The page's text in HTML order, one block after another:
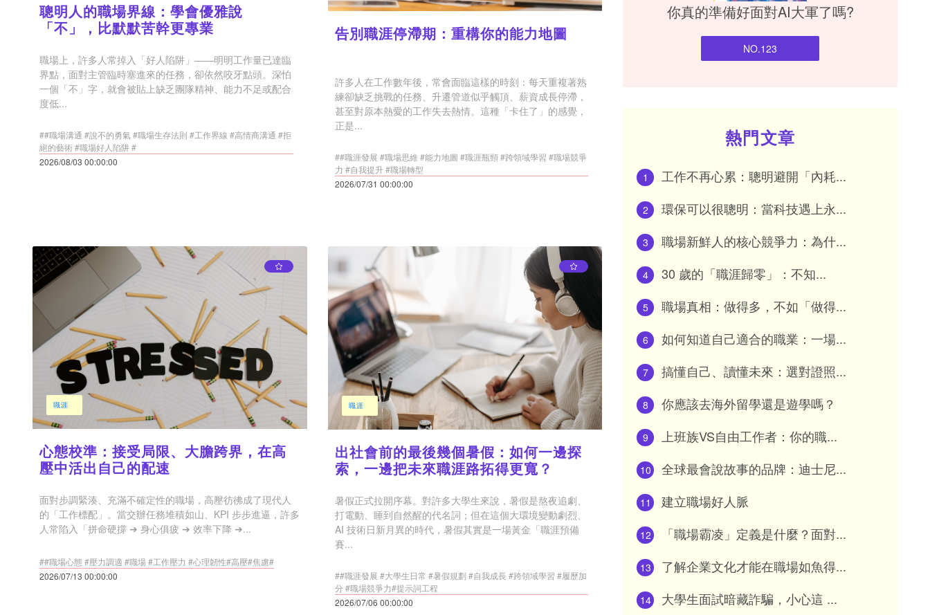
聰明人的職場界線：學會優雅說
「不」，比默默苦幹更專業
職場上，許多人常掉入「好人陷阱」——明明工作量已達臨
界點，面對主管臨時塞進來的任務，卻依然咬牙點頭。深怕
一個「不」字，就會被貼上缺乏團隊精神、能力不足或配合
度低...
##職場溝通 #說不的勇氣 #職場生存法則 #工作界線 #高情商溝通 #拒
絕的藝術 #職場好人陷阱 #
2026/08/03 00:00:00
告別職涯停滯期：重構你的能力地圖
許多人在工作數年後，常會面臨這樣的時刻：每天重複著熟
練卻缺乏挑戰的任務、升遷管道似乎觸頂、薪資成長停滯，
甚至對原本熱愛的工作失去熱情。這種「卡住了」的感覺，
正是...
##職涯發展 #職場思維 #能力地圖 #職涯瓶頸 #跨領域學習 #職場競爭
力 #自我提升 #職場轉型
2026/07/31 00:00:00
職涯
心態校準：接受局限、大膽跨界，在高
壓中活出自己的配速
面對步調緊湊、充滿不確定性的職場，高壓彷彿成了現代人
的「工作標配」。當交辦任務堆積如山、KPI 步步進逼，許多
人常陷入「拼命硬撐 ➔ 身心俱疲 ➔ 效率下降 ➔...
##職場心態 #壓力調適 #職場 #工作壓力 #心理韌性#高壓#焦慮#
2026/07/13 00:00:00
職涯
出社會前的最後幾個暑假：如何一邊探
索，一邊把未來職涯路拓得更寬？
暑假正式拉開序幕。對許多大學生來說，暑假是熬夜追劇、
打電動、睡到自然醒的代名詞；但在這個大環境變動劇烈、
AI 技術日新月異的時代，暑假其實是一場黃金「職涯預備
賽...
##職涯發展 #大學生日常 #暑假規劃 #自我成長 #跨領域學習 #履歷加
分 #職場競爭力#提示詞工程
2026/07/06 00:00:00
你真的準備好面對AI大軍了嗎?
NO.123
熱門文章
1 工作不再心累：聰明避開「內耗...
2 環保可以很聰明：當科技遇上永...
3 職場新鮮人的核心競爭力：為什...
4 30 歲的「職涯歸零」：不知...
5 職場真相：做得多，不如「做得...
6 如何知道自己適合的職業：一場...
7 搞懂自己、讀懂未來：選對證照...
8 你應該去海外留學還是遊學嗎？
9 上班族VS自由工作者：你的職...
10 全球最會說故事的品牌：迪士尼...
11 建立職場好人脈
12 「職場霸凌」定義是什麼？面對...
13 了解企業文化才能在職場如魚得...
14 大學生面試暗藏詐騙，小心這 ...